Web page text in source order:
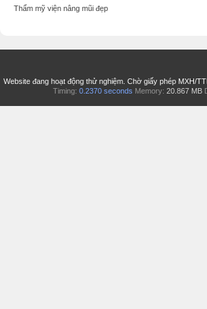
Thẩm mỹ viện nâng mũi đẹp
Website đang hoạt động thử nghiệm. Chờ giấy phép MXH/
Timing: 0.2370 seconds Memory: 20.867 MB